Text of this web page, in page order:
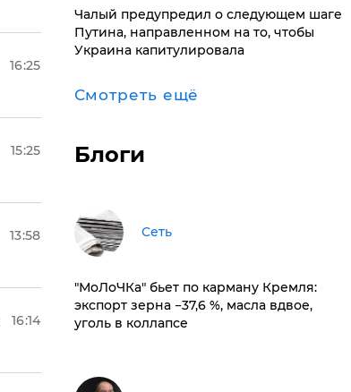
16:25
15:25
13:58
16:14
Чалый предупредил о следующем шаге
Путина, направленном на то, чтобы
Украина капитулировала
Смотреть ещё
Блоги
Сеть
​"МоЛоЧКа" бьет по карману Кремля:
экспорт зерна −37,6 %, масла вдвое,
уголь в коллапсе